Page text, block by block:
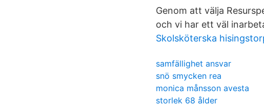
Genom att välja
och vi har ett väl
Skolsköterska
samfällighet ansvar
snö smycken rea
monica månsson avesta
storlek 68 ålder